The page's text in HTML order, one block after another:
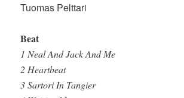
Tuomas Pelttari
Beat
1 Neal And Jack And Me
2 Heartbeat
3 Sartori In Tangier